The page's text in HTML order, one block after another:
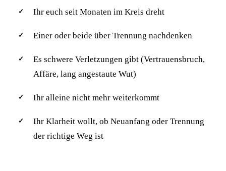
Ihr euch seit Monaten im Kreis dreht
Einer oder beide über Trennung nachdenken
Es schwere Verletzungen gibt (Vertrauensbruch,
Affäre, lang angestaute Wut)
Ihr alleine nicht mehr weiterkommt
Ihr Klarheit wollt, ob Neuanfang oder Trennung
der richtige Weg ist